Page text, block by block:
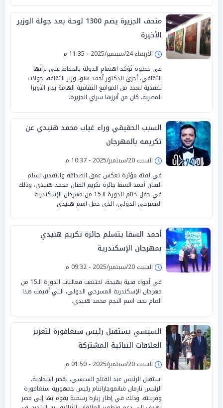
متحف الجزيرة يضم 1300 لوحة بعد جولة الوزير
الأخيرة
الأربعاء 24/سبتمبر/2025 - 11:35 م
في خطوة تُؤكد اهتمام الدولة بالحفاظ على تراثها
الثقافي، أجرى الدكتور أحمد هنو، وزير الثقافة، جولات
تفقدية لعدد من المواقع الثقافية الهامة بدار الأوبرا
المصرية، كان من أبرزها سراي الجزيرة.
السبب الحقيقي وراء غياب محمد هنيدي عن
تكريمه بالمهرجان
السبت 20/سبتمبر/2025 - 10:37 م
في لفتة مؤثرة تعكس عمق الصداقة والتقدير، تسلم
الفنان أحمد السقا جائزة تكريم الفنان محمد هنيدي، وذلك
في حفل ختام الدورة الـ15 من مهرجان الإسكندرية
المسرحي الدولي، الذي حمل اسم هنيدي.
أحمد السقا يتسلم جائزة تكريم هنيدي
بمهرجان الإسكندرية
السبت 20/سبتمبر/2025 - 09:32 م
في أجواء فنية بهيجة، اختتمت فعاليات الدورة الـ15 من
مهرجان الإسكندرية المسرحي الدولي، التي أقيمت هذا
العام تحت اسم النجم محمد هنيدي.
السيسي يستقبل رئيس سنغافورة لتعزيز
العلاقات الثنائية المشتركة
السبت 20/سبتمبر/2025 - 01:50 م
استقبل الرئيس عبد الفتاح السيسي، بقصر الاتحادية،
الرئيس ثارمان شانموجاراتنام رئيس جمهورية سنغافورة
وقرينته، وذلك في إطار زيارة رسمية يقوم بها إلى مصر